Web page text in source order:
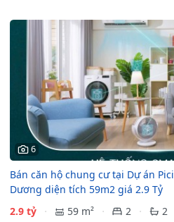
6
Bán căn hộ chung cư tại Dự án
Dương diện tích 59m2 giá 2.9 Tỷ
2.9 tỷ
59 m² 2
2